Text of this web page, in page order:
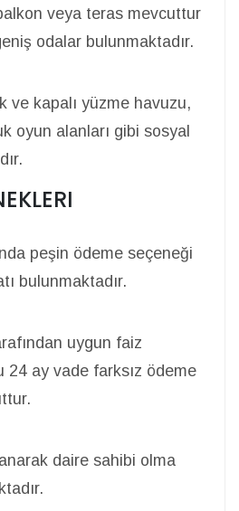
veya teras mevcuttur
odalar bulunmaktadır.
ve kapalı yüzme havuzu,
oyun alanları gibi sosyal
peşin ödeme seçeneği
bulunmaktadır.
uygun faiz
24 ay vade farksız ödeme
daire sahibi olma